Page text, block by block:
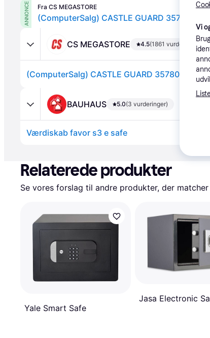
ANNONCE Fra CS MEGASTORE
(ComputerSalg) CASTLE GUARD 35780
CS MEGASTORE 4.5(1861 vurderinger)
(ComputerSalg) CASTLE GUARD 35780
BAUHAUS 5.0(3 vurderinger)
Værdiskab favor s3 e safe
Relaterede produkter
Se vores forslag til andre produkter, der matcher
Yale Smart Safe
Jasa Electronic
Vi